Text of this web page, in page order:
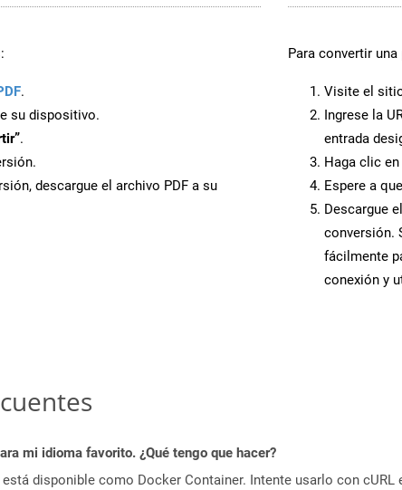
.
su dispositivo.
.
descargue el archivo PDF a su
Para convertir
Visite el
Ingrese la
entrada
Haga clic
Espere a
Descargue
conversión.
fácilmente
conexión y
mi idioma favorito. ¿Qué tengo que hacer?
disponible como Docker Container. Intente usarlo con